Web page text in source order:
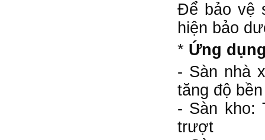
Để bảo vệ
hiện bảo
* Ứng
- Sàn nhà
tăng độ
- Sàn kho:
trượt